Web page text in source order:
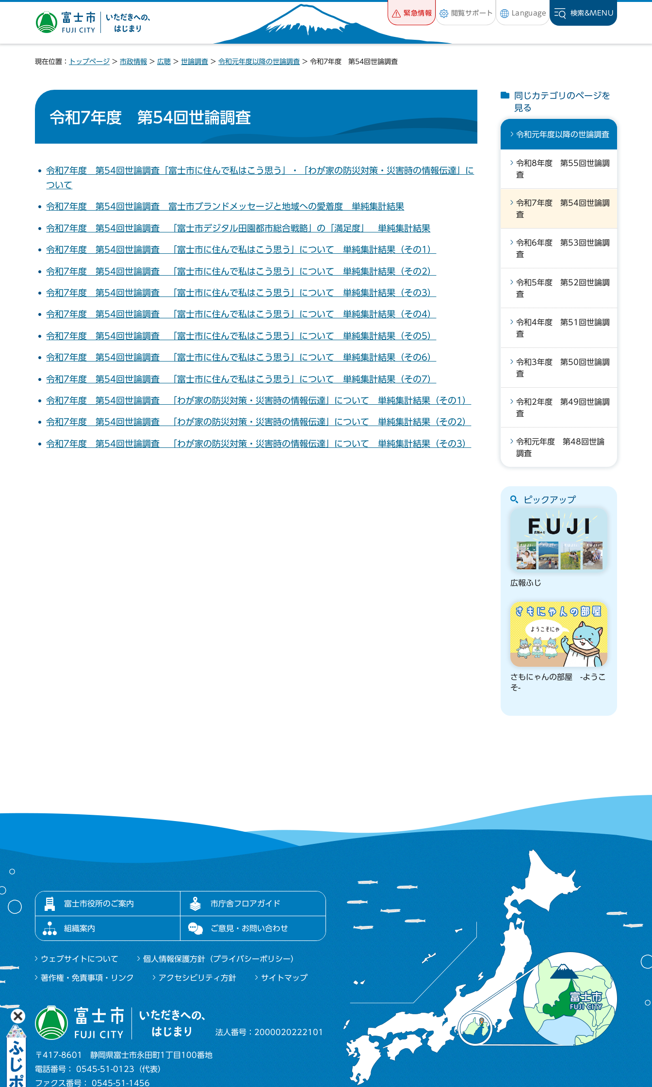
富士市 いただきへの、は
じまり
緊急情報 閲覧サポート Language 検索&MENU
現在位置： トップページ > 市政情報 > 広聴 > 世論調査 > 令和元年度以降の世論調査 > 令和7年度 第54回世論調査
令和7年度 第54回世論調査
令和7年度 第54回世論調査「富士市に住んで私はこう思う」・「わが家の防災対策・災害時の情報伝達」に
ついて
令和7年度 第54回世論調査 富士市ブランドメッセージと地域への愛着度 単純集計結果
令和7年度 第54回世論調査 「富士市デジタル田園都市総合戦略」の「満足度」 単純集計結果
令和7年度 第54回世論調査 「富士市に住んで私はこう思う」について 単純集計結果（その1）
令和7年度 第54回世論調査 「富士市に住んで私はこう思う」について 単純集計結果（その2）
令和7年度 第54回世論調査 「富士市に住んで私はこう思う」について 単純集計結果（その3）
令和7年度 第54回世論調査 「富士市に住んで私はこう思う」について 単純集計結果（その4）
令和7年度 第54回世論調査 「富士市に住んで私はこう思う」について 単純集計結果（その5）
令和7年度 第54回世論調査 「富士市に住んで私はこう思う」について 単純集計結果（その6）
令和7年度 第54回世論調査 「富士市に住んで私はこう思う」について 単純集計結果（その7）
令和7年度 第54回世論調査 「わが家の防災対策・災害時の情報伝達」について 単純集計結果（その1）
令和7年度 第54回世論調査 「わが家の防災対策・災害時の情報伝達」について 単純集計結果（その2）
令和7年度 第54回世論調査 「わが家の防災対策・災害時の情報伝達」について 単純集計結果（その3）
同じカテゴリのページを
見る
令和元年度以降の世論調査
令和8年度 第55回世論調
査
令和7年度 第54回世論調
査
令和6年度 第53回世論調
査
令和5年度 第52回世論調
査
令和4年度 第51回世論調
査
令和3年度 第50回世論調
査
令和2年度 第49回世論調
査
令和元年度 第48回世論
調査
ピックアップ
広報ふじ
さもにゃんの部屋 -ようこ
そ-
富士市役所のご案内 市庁舎フロアガイド
組織案内 ご意見・お問い合わせ
ウェブサイトについて 個人情報保護方針（プライバシーポリシー）
著作権・免責事項・リンク アクセシビリティ方針 サイトマップ
法人番号：2000020222101
〒417-8601 静岡県富士市永田町1丁目100番地
電話番号： 0545-51-0123（代表）
ファクス番号： 0545-51-1456